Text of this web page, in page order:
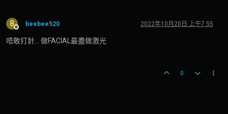
B
離線
beebee520 2022年10月20日 上午7:55
唔敢打針... 做FACIAL最盡做激光
0